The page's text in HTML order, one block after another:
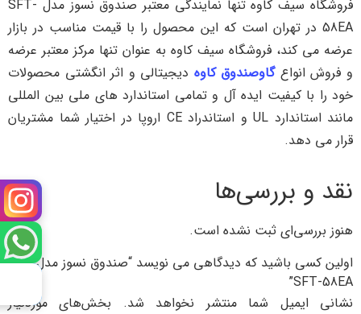
فروشگاه سیف کاوه تنها نمایندگی معتبر صندوق نسوز مدل SFT-
58EA در تهران است که این محصول را با قیمت مناسب در بازار
عرضه می کند، فروشگاه سیف کاوه به عنوان تنها مرکز معتبر عرضه
و فروش انواعگاوصندوق کاوه دیجیتالی و اثر انگشتی محصولات
خود را با کیفیت ایده آل و تمامی استاندارد های ملی بین المللی
مانند استاندارد UL و استاندراد CE اروپا در اختیار شما مشتریان
قرار می دهد.
نقد و بررسی‌ها
هنوز بررسی‌ای ثبت نشده است.
اولین کسی باشید که دیدگاهی می نویسد “صندوق نسوز مدل
SFT-58EA”
نشانی ایمیل شما منتشر نخواهد شد.
بخش‌های موردنیاز